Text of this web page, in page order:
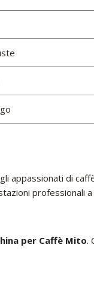
appassionati di
professionali
per Caffè Mito.